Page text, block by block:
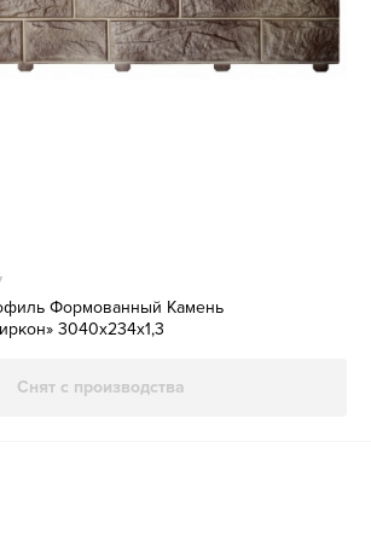
Формованный Камень
3040х234х1,3
Снят с производства